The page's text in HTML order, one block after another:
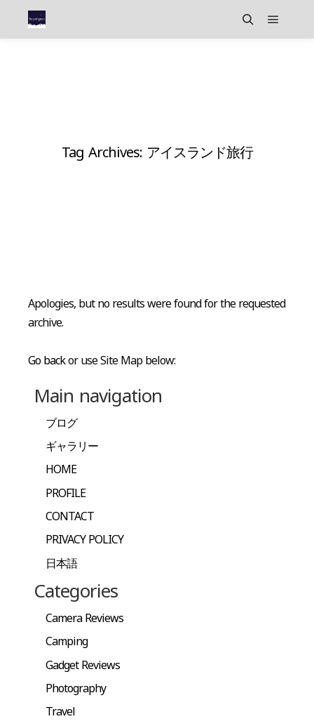
SearchMain
Tag Archives: アイスランド旅行
Apologies, but no results were found for the requested
archive.
Go backor use Site Map below:
Main navigation
ブログ
ギャラリー
HOME
PROFILE
CONTACT
PRIVACY POLICY
日本語
Categories
Camera Reviews
Camping
Gadget Reviews
Photography
Travel